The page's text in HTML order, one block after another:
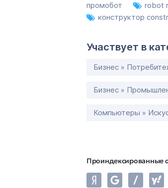
промобот
robot
конструктор
Участвует в
Бизнес »
Бизнес »
Компьютеры »
Проиндексированные